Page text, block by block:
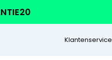
Klantenservice